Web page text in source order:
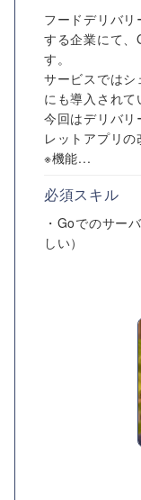
フードデリバ
する企業にて
す。
サービスでは
にも導入されて
今回はデリバ
レットアプリの
※機能...
必須スキル
・Goでのサー
しい）